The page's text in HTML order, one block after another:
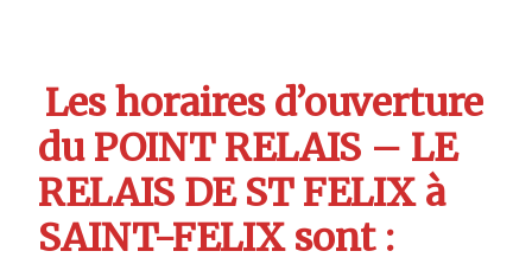
Les horaires d’ouverture
du POINT RELAIS – LE
RELAIS DE ST FELIX à
SAINT-FELIX sont :